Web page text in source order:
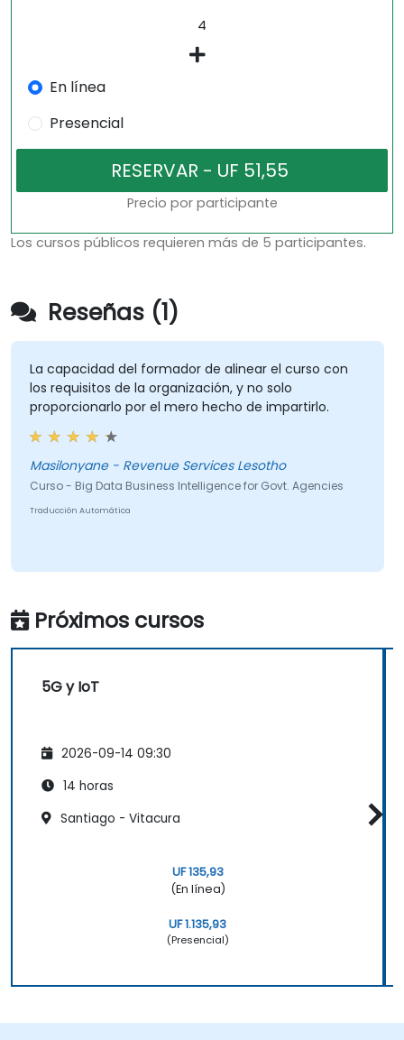
En línea
Presencial
Precio por participante
Los cursos públicos requieren más de 5 participantes.
Reseñas (1)
La capacidad del formador de alinear el curso con
los requisitos de la organización, y no solo
proporcionarlo por el mero hecho de impartirlo.
Masilonyane - Revenue Services Lesotho
Curso - Big Data Business Intelligence for Govt. Agencies
Traducción Automática
Próximos cursos
5G y IoT
2026-09-14 09:30
14 horas
Santiago - Vitacura
UF 135,93
(En línea)
UF 1.135,93
(Presencial)